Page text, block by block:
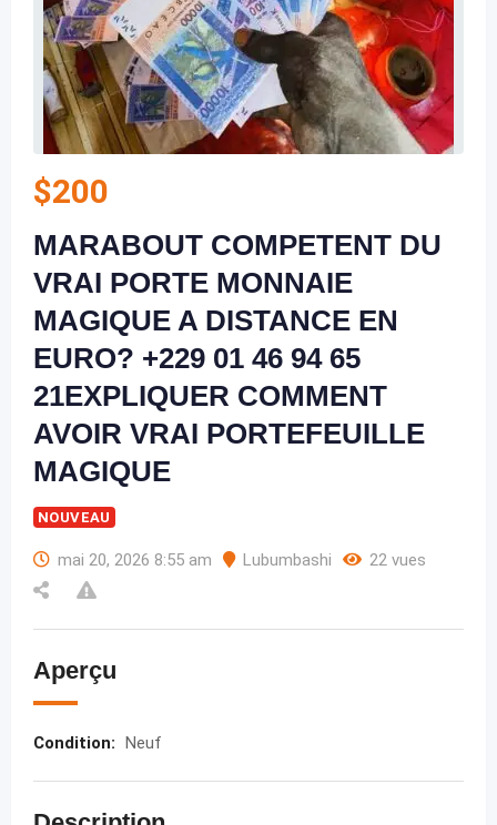
$200
MARABOUT COMPETENT DU
VRAI PORTE MONNAIE
MAGIQUE A DISTANCE EN
EURO? +229 01 46 94 65
21EXPLIQUER COMMENT
AVOIR VRAI PORTEFEUILLE
MAGIQUE
NOUVEAU
mai 20, 2026 8:55 am Lubumbashi 22 vues
Aperçu
Condition: Neuf